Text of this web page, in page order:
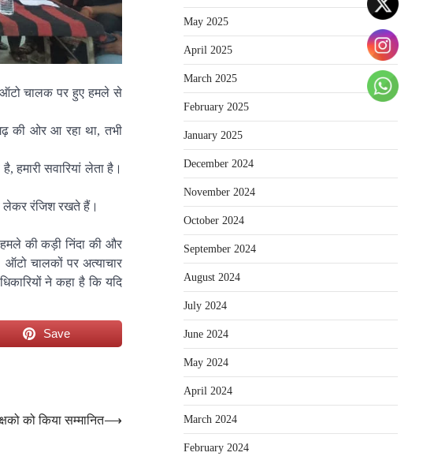
ऑटो चालक पर हुए हमले से
की ओर आ रहा था, तभी
सवारियां लेता है।
लेकर रंजिश रखते हैं।
की कड़ी निंदा की और
ऑटो चालकों पर अत्याचार
ने कहा है कि यदि
Save
को किया सम्मानित⟶
May 2025
April 2025
March 2025
February 2025
January 2025
December 2024
November 2024
October 2024
September 2024
August 2024
July 2024
June 2024
May 2024
April 2024
March 2024
February 2024